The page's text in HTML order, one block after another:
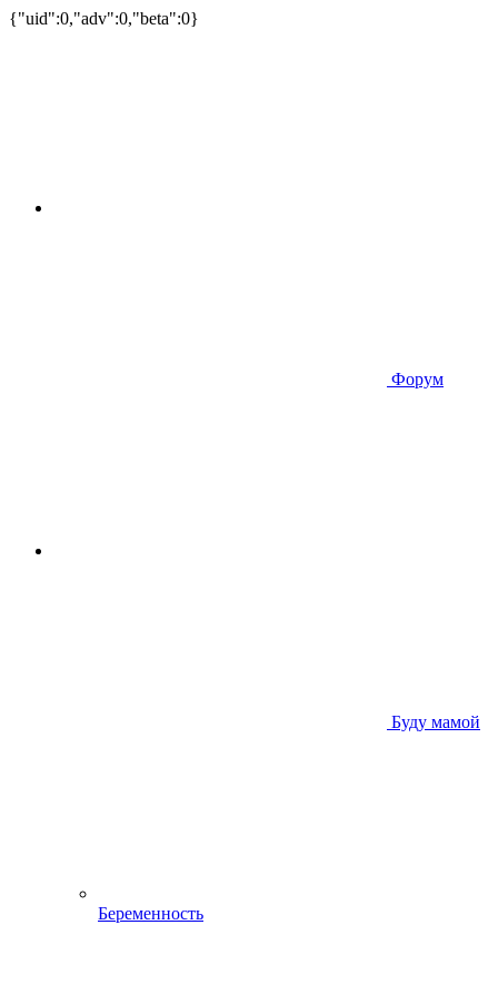
{"uid":0,"adv":0,"beta":0}
Форум
Буду мамой
Беременность